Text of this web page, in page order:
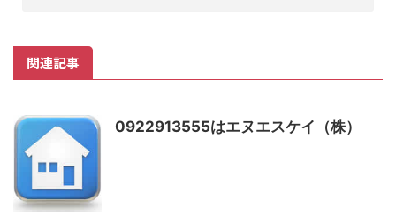
関連記事
0922913555はエヌエスケイ（株）